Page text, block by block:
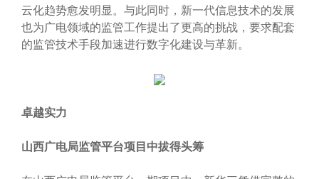
云化趋势愈发明显。与此同时，新一代信息技术的发展
也为广电领域的监管工作提出了更高的挑战，要求配套
的监管技术手段加速进行数字化建设与革新。
卓越实力
山西广电局监管平台项目中拔得头筹